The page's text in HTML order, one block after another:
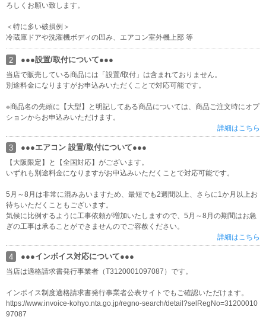
当店は適格請求書発行事業者（T3120001097087）です。詳細は当
該ページをご参考ください。
詳細はこちら
リサイクルについて
ださい。
詳細はこちら
家電設置について
【家電設置サービスは別途料金です】商品には設置及びリサイクル
は含まれておりませんが、別途料金でお申込みいただくことが可能
です。
詳細はこちら
メールが届かないお客様へ
特にフリーメール（Yahoo!メール・Gmail・hotmail等）へお届けで
きていない報告を頂戴しております。 ご注文・又は問い合わせをし
たが、当店からの連絡が一切ないというお客様はお知らせ下さい。
●お支払い方法が代金引換のお客様へ●
に、お電話にて確認を取らせて頂く場合が御座います。 ご連絡の取
れない場合は発送を保留させて頂きますので、予めご了承願います
ろしくお願い致します。
＜特に多い破損例＞
冷蔵庫ドアや洗濯機ボディの凹み、エアコン室外機上部 等
2 ●●●設置/取付について●●●
当店で販売している商品には「設置/取付」は含まれておりません。
別途料金になりますがお申込みいただくことで対応可能です。
※商品名の先頭に【大型】と明記してある商品については、商品ご注文時にオプ
ションからお申込みいただけます。
詳細はこちら
3 ●●●エアコン 設置/取付について●●●
【大阪限定】と【全国対応】がございます。
いずれも別途料金になりますがお申込みいただくことで対応可能です。
5月～8月は非常に混みあいますため、最短でも2週間以上、さらに1か月以上お
待ちいただくこともございます。
気候に比例するように工事依頼が増加いたしますので、5月～8月の期間はお急
ぎの工事は承ることができませんのでご容赦ください。
詳細はこちら
4 ●●●インボイス対応について●●●
当店は適格請求書発行事業者（T3120001097087）です。
インボイス制度適格請求書発行事業者公表サイトでもご確認いただけます。
https://www.invoice-kohyo.nta.go.jp/regno-search/detail?selRegNo=31200010
97087